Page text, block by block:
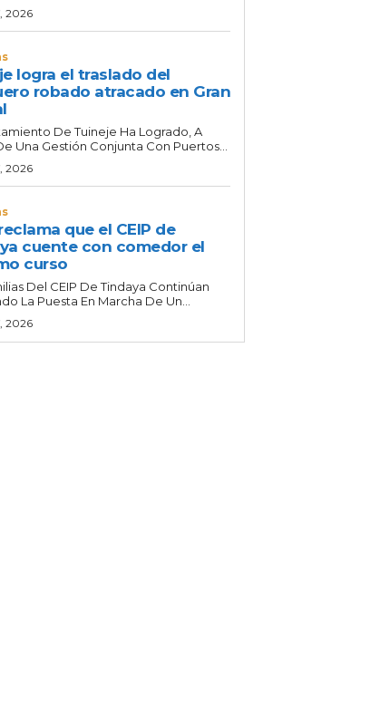
2026
logra el traslado del
robado atracado en Gran
De Tuineje Ha Logrado, A
Una Gestión Conjunta Con Puertos...
2026
que el CEIP de
cuente con comedor el
curso
Del CEIP De Tindaya Continúan
La Puesta En Marcha De Un...
2026